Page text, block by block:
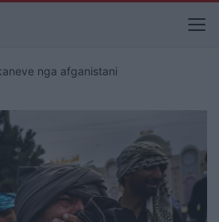
nga afganistani